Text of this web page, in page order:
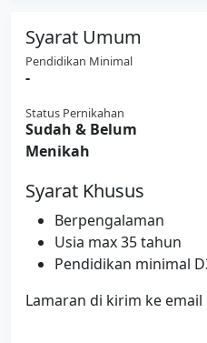
Syarat Umum
Pendidikan Minimal
-
Status Pernikahan
Sudah & Belum
Menikah
Syarat Khusus
Berpengalaman
Usia max 35 tahun
Pendidikan minimal
Lamaran di kirim ke email